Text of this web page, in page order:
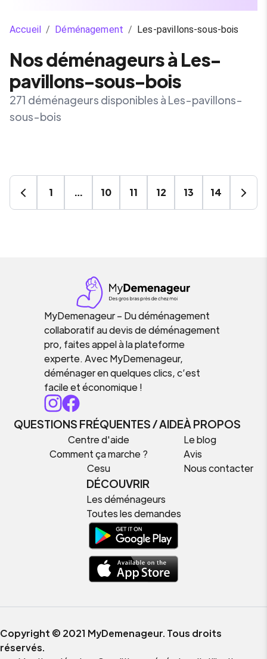
Accueil / Déménagement / Les-pavillons-sous-bois
Nos déménageurs à Les-
pavillons-sous-bois
271 déménageurs disponibles à Les-pavillons-
sous-bois
1 … 10 11 12 13 14
MyDemenageur – Du déménagement
collaboratif au devis de déménagement
pro, faites appel à la plateforme
experte. Avec MyDemenageur,
déménager en quelques clics, c’est
facile et économique !
QUESTIONS FRÉQUENTES / AIDE
Centre d'aide
Comment ça marche ?
Cesu
À PROPOS
Le blog
Avis
Nous contacter
DÉCOUVRIR
Les déménageurs
Toutes les demandes
Copyright © 2021 MyDemenageur. Tous droits
réservés.